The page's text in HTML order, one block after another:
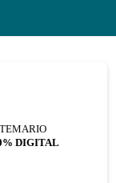
TEMARIO
DIGITAL